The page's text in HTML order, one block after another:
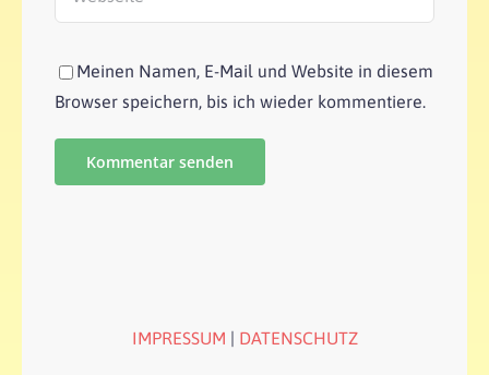
Meinen Namen, E-Mail und Website in diesem
Browser speichern, bis ich wieder kommentiere.
IMPRESSUM | DATENSCHUTZ